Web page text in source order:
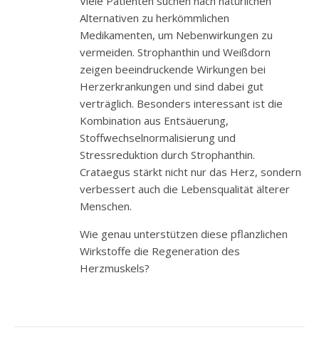
Alternativen zu herkömmlichen
Medikamenten, um Nebenwirkungen zu
vermeiden. Strophanthin und Weißdorn
zeigen beeindruckende Wirkungen bei
Herzerkrankungen und sind dabei gut
verträglich. Besonders interessant ist die
Kombination aus Entsäuerung,
Stoffwechselnormalisierung und
Stressreduktion durch Strophanthin.
Crataegus stärkt nicht nur das Herz, sondern
verbessert auch die Lebensqualität älterer
Menschen.
Wie genau unterstützen diese pflanzlichen
Wirkstoffe die Regeneration des
Herzmuskels?